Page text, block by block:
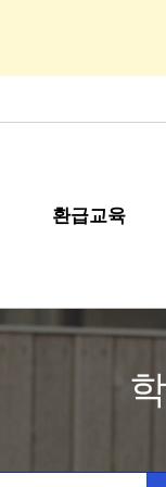
환급교육